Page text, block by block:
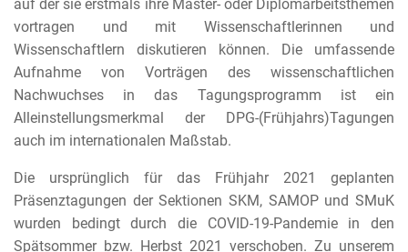
auf der sie erstmals ihre Master- oder Diplomarbeitsthemen
vortragen und mit Wissenschaftlerinnen und
Wissenschaftlern diskutieren können. Die umfassende
Aufnahme von Vorträgen des wissenschaftlichen
Nachwuchses in das Tagungsprogramm ist ein
Alleinstellungsmerkmal der DPG-(Frühjahrs)Tagungen
auch im internationalen Maßstab.
Die ursprünglich für das Frühjahr 2021 geplanten
Präsenztagungen der Sektionen SKM, SAMOP und SMuK
wurden bedingt durch die COVID-19-Pandemie in den
Spätsommer bzw. Herbst 2021 verschoben. Zu unserem